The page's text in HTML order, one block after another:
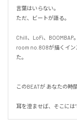
言葉はいらない。
ただ、ビートが語る。
Chill、LoFi、BOOMBAP。
room no.808が描くイン
た。
このBEATが あなたの時
耳を澄ませば、そこには